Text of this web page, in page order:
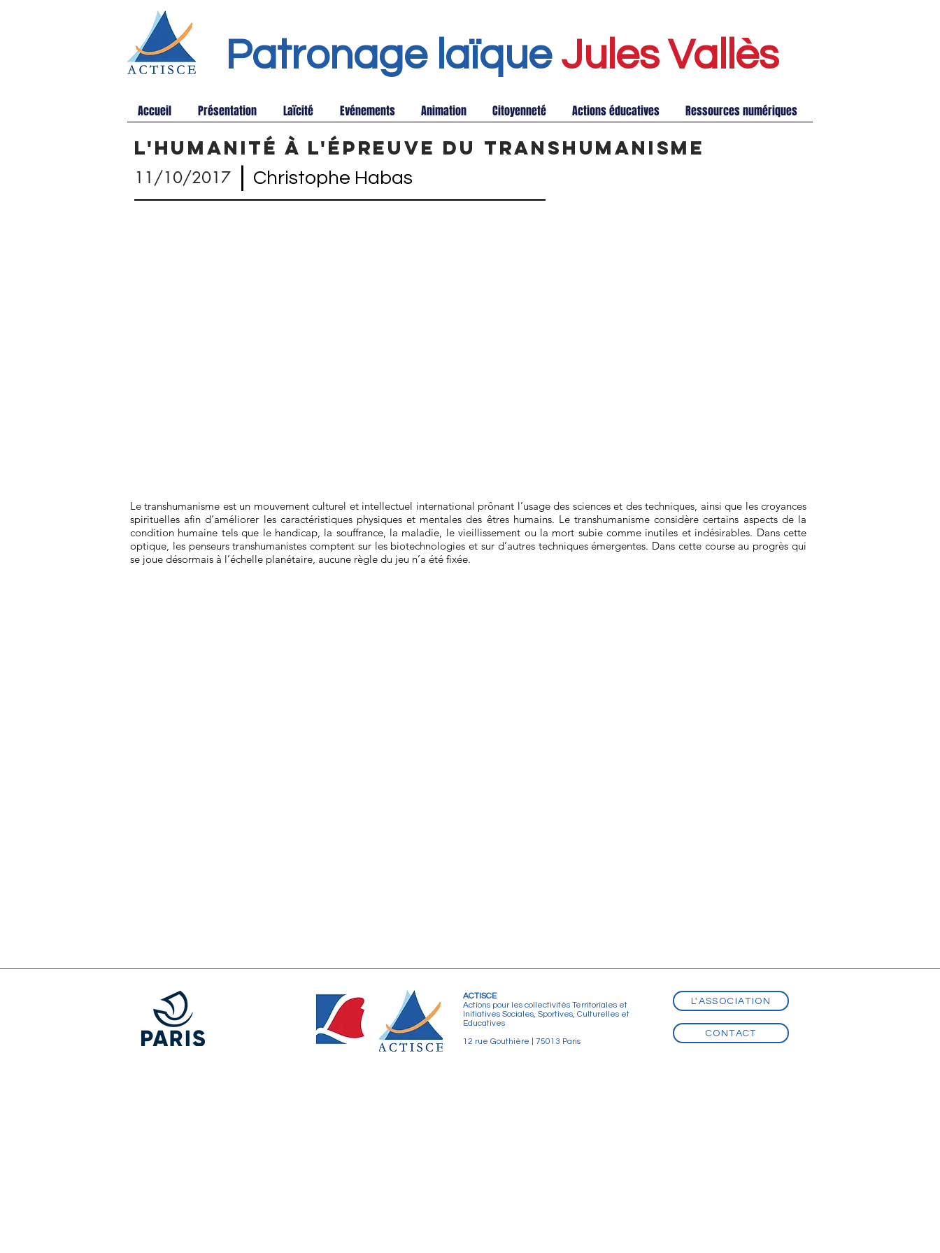
Patronage laïque Jules Vallès
Accueil Présentation Laïcité Evénements Animation Citoyenneté Actions éducatives Ressources numériques
L'humanité à l'épreuve du Transhumanisme
11/10/2017 Christophe Habas
Le transhumanisme est un mouvement culturel et intellectuel international prônant l’usage des sciences et des techniques, ainsi que les croyances
spirituelles afin d’améliorer les caractéristiques physiques et mentales des êtres humains. Le transhumanisme considère certains aspects de la
condition humaine tels que le handicap, la souffrance, la maladie, le vieillissement ou la mort subie comme inutiles et indésirables. Dans cette
optique, les penseurs transhumanistes comptent sur les biotechnologies et sur d’autres techniques émergentes. Dans cette course au progrès qui
se joue désormais à l’échelle planétaire, aucune règle du jeu n’a été fixée.
ACTISCE
Actions pour les collectivités Territoriales et
Initiatives Sociales, Sportives, Culturelles et
Educatives
12 rue Gouthière | 75013 Paris
L'ASSOCIATION
CONTACT